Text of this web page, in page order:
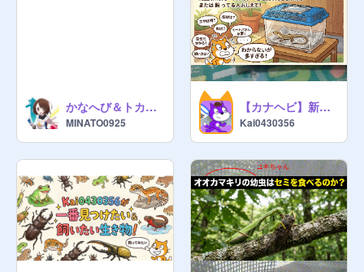
かなへび＆トカゲ フォローお願いします！
MINATO0925
【カナヘビ】新しいペットのリベンジ...！
Kai0430356